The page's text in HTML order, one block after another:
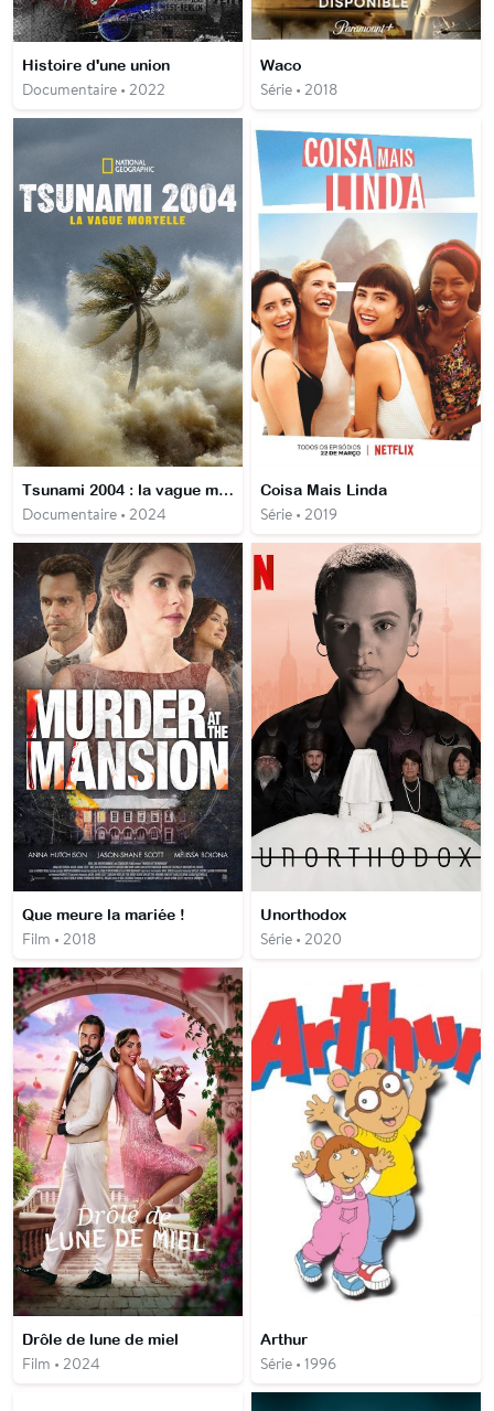
Histoire d'une union
Documentaire • 2022
Waco
Série • 2018
Tsunami 2004 : la vague mortelle
Documentaire • 2024
Coisa Mais Linda
Série • 2019
Que meure la mariée !
Film • 2018
Unorthodox
Série • 2020
Drôle de lune de miel
Film • 2024
Arthur
Série • 1996